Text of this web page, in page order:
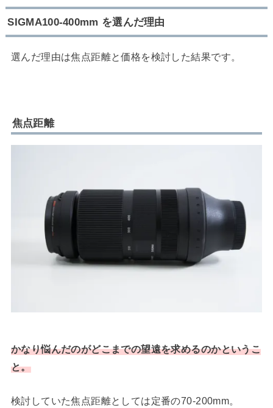
SIGMA100-400mm を選んだ理由
選んだ理由は焦点距離と価格を検討した結果です。
焦点距離
かなり悩んだのがどこまでの望遠を求めるのかというこ
と。
検討していた焦点距離としては定番の70-200mm。